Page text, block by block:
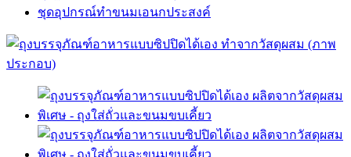
ชุดอุปกรณ์ทำขนมเอนกประสงค์